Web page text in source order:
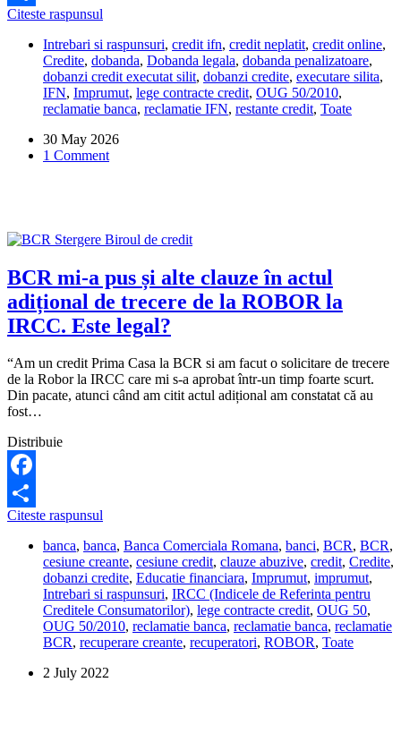
Share
Citeste raspunsul
poate
să-
mi
aplice
dobândă
remuneratorie
la
Intrebari si raspunsuri, credit ifn, credit neplatit, credit online,
Credite, dobanda, Dobanda legala, dobanda penalizatoare,
dobanzi credit executat silit, dobanzi credite, executare silita,
IFN, Imprumut, lege contracte credit, OUG 50/2010,
reclamatie banca, reclamatie IFN, restante credit, Toate
30 May 2026
1 Comment
BCR mi-a pus și alte clauze în actul
adițional de trecere de la ROBOR la
IRCC. Este legal?
“Am un credit Prima Casa la BCR si am facut o solicitare de trecere
de la Robor la IRCC care mi s-a aprobat într-un timp foarte scurt.
Din pacate, atunci când am citit actul adițional am constatat că au
fost…
Distribuie
Facebook
Share
Citeste raspunsul
a
pus
și
alte
clauze
în
actul
de
banca, banca, Banca Comerciala Romana, banci, BCR, BCR,
cesiune creante, cesiune credit, clauze abuzive, credit, Credite,
dobanzi credite, Educatie financiara, Imprumut, imprumut,
Intrebari si raspunsuri, IRCC (Indicele de Referinta pentru
Creditele Consumatorilor), lege contracte credit, OUG 50,
OUG 50/2010, reclamatie banca, reclamatie banca, reclamatie
BCR, recuperare creante, recuperatori, ROBOR, Toate
2 July 2022